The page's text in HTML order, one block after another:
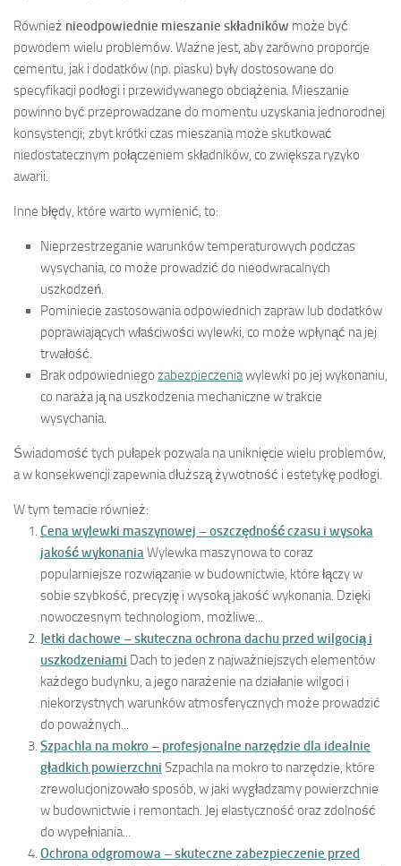
Również nieodpowiednie mieszanie składników może być
powodem wielu problemów. Ważne jest, aby zarówno proporcje
cementu, jak i dodatków (np. piasku) były dostosowane do
specyfikacji podłogi i przewidywanego obciążenia. Mieszanie
powinno być przeprowadzane do momentu uzyskania jednorodnej
konsystencji; zbyt krótki czas mieszania może skutkować
niedostatecznym połączeniem składników, co zwiększa ryzyko
awarii.
Inne błędy, które warto wymienić, to:
Nieprzestrzeganie warunków temperaturowych podczas
wysychania, co może prowadzić do nieodwracalnych
uszkodzeń.
Pominiecie zastosowania odpowiednich zapraw lub dodatków
poprawiających właściwości wylewki, co może wpłynąć na jej
trwałość.
Brak odpowiedniego zabezpieczeniawylewki po jej wykonaniu,
co naraża ją na uszkodzenia mechaniczne w trakcie
wysychania.
Świadomość tych pułapek pozwala na uniknięcie wielu problemów,
a w konsekwencji zapewnia dłuższą żywotność i estetykę podłogi.
W tym temacie również:
Cena wylewki maszynowej – oszczędność czasu i wysoka
jakość wykonaniaWylewka maszynowa to coraz
popularniejsze rozwiązanie w budownictwie, które łączy w
sobie szybkość, precyzję i wysoką jakość wykonania. Dzięki
nowoczesnym technologiom, możliwe...
Jetki dachowe – skuteczna ochrona dachu przed wilgocią i
uszkodzeniami Dach to jeden z najważniejszych elementów
każdego budynku, a jego narażenie na działanie wilgoci i
niekorzystnych warunków atmosferycznych może prowadzić
do poważnych...
Szpachla na mokro – profesjonalne narzędzie dla idealnie
gładkich powierzchni Szpachla na mokro to narzędzie, które
zrewolucjonizowało sposób, w jaki wygładzamy powierzchnie
w budownictwie i remontach. Jej elastyczność oraz zdolność
do wypełniania...
Ochrona odgromowa – skuteczne zabezpieczenie przed